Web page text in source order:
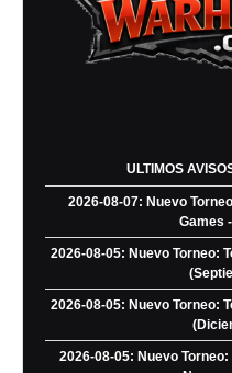
ULTIMOS
2026-08-07: Nuevo
Games
2026-08-05: Nuevo Torneo:
2026-08-05: Nuevo Torneo:
2026-08-05: Nuevo